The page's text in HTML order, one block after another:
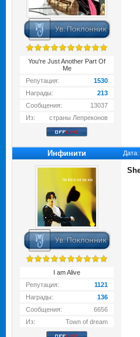
You're Just Another Part Of
Me
Репутация:
1530
Награды:
213
Сообщения:
13037
Из:
страны Лепреконов
Инфинити
I am Alive
Репутация:
1121
Награды:
136
Сообщения:
6656
Из:
Town of dream